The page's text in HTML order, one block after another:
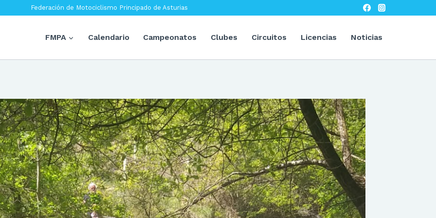
Federación de Motociclismo Principado de Asturias
FMPA Calendario Campeonatos Clubes Circuitos Licencias Noticias